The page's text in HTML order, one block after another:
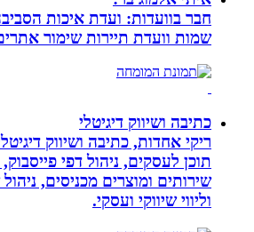
חבר בוועדות: ועדת איכות הסביבה,
שמות וועדת תיירות שימור אתרים
כתיבה ושיווק דיגיטלי
ריקי אחדות, כתיבה ושיווק דיגיטלי,
תוכן לעסקים, ניהול דפי פייסבוק,
שירותים ומוצרים מכניסים, ניהול
וליווי שיווקי ועסקי.